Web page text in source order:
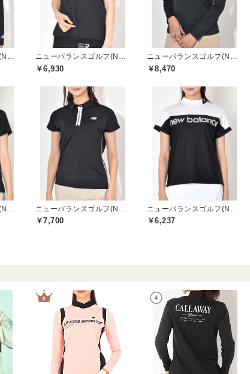
ニューバランスゴルフ(New Balance Golf) ニューバランスゴルフ(New Balance Golf)
￥6,930
ニューバランスゴルフ(New Balance Golf)
￥8,470
￥7,700 ￥6,237